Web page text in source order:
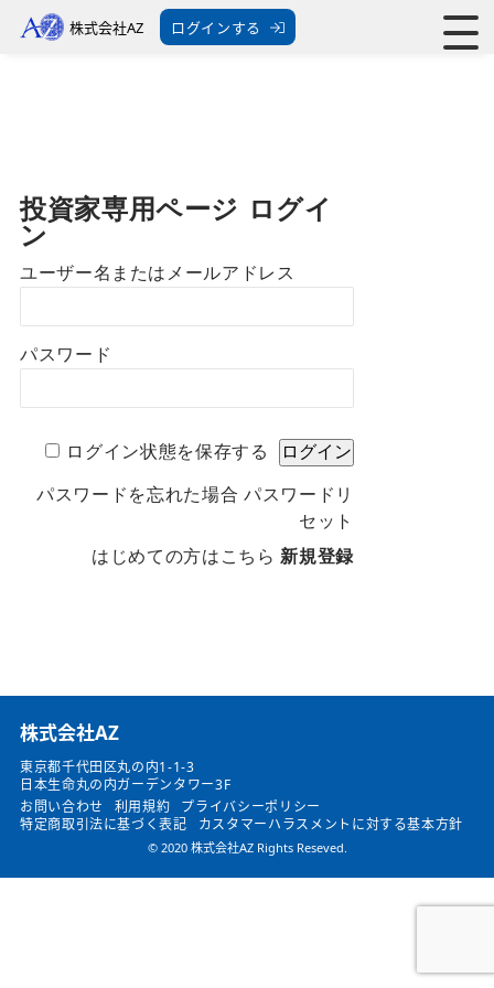
株式会社AZ ログインする
投資家専用ページ ログイ
ン
ユーザー名またはメールアドレス
パスワード
ログイン状態を保存する
パスワードを忘れた場合 パスワードリ
セット
はじめての方はこちら 新規登録
​株式会社AZ
東京都千代田区丸の内1-1-3
日本生命丸の内ガーデンタワー3F
お問い合わせ
利用規約
プライバシーポリシー
特定商取引法に基づく表記
カスタマーハラスメントに対する基本方針
© 2020 株式会社AZ Rights Reseved.